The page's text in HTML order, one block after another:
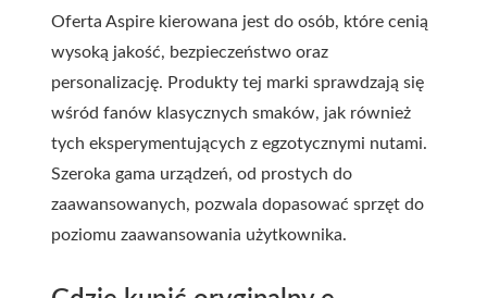
Oferta Aspire kierowana jest do osób, które cenią
wysoką jakość, bezpieczeństwo oraz
personalizację. Produkty tej marki sprawdzają się
wśród fanów klasycznych smaków, jak również
tych eksperymentujących z egzotycznymi nutami.
Szeroka gama urządzeń, od prostych do
zaawansowanych, pozwala dopasować sprzęt do
poziomu zaawansowania użytkownika.